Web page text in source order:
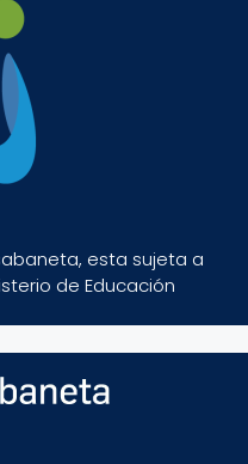
esta sujeta a
de Educación